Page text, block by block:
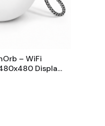
– WiFi
Display